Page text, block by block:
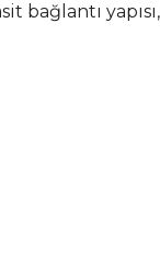
bağlantı